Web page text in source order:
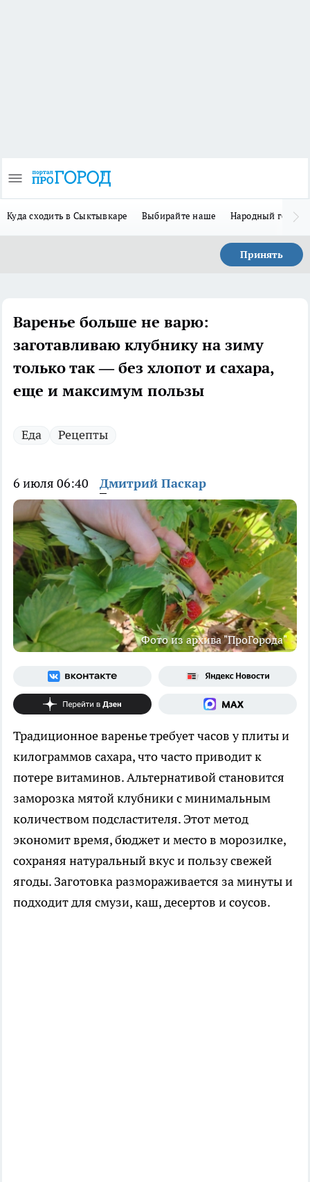
Куда сходить в Сыктывкаре Выбирайте наше Народный герой
Принять
Варенье больше не варю:
заготавливаю клубнику на зиму
только так — без хлопот и сахара,
еще и максимум пользы
Еда Рецепты
6 июля 06:40 Дмитрий Паскар
Фото из архива "ПроГорода"
Традиционное варенье требует часов у плиты и
килограммов сахара, что часто приводит к
потере витаминов. Альтернативой становится
заморозка мятой клубники с минимальным
количеством подсластителя. Этот метод
экономит время, бюджет и место в морозилке,
сохраняя натуральный вкус и пользу свежей
ягоды. Заготовка размораживается за минуты и
подходит для смузи, каш, десертов и соусов.